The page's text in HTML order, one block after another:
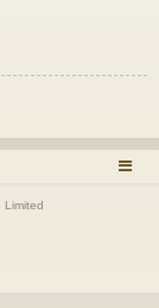
Limited